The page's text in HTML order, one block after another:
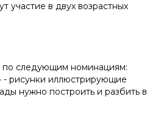
участие в двух возрастных
по следующим номинациям:
- рисунки иллюстрирующие
нужно построить и разбить в